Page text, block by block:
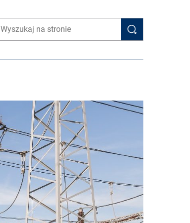
Wpisz wyszukiwaną frazę